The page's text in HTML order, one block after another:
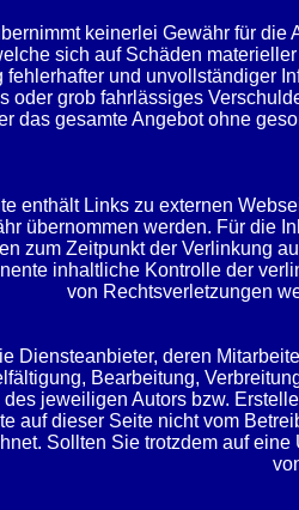
keinerlei Gewähr für
sich auf Schäden
fehlerhafter und unvollständiger
oder grob fahrlässiges
das gesamte Angebot ohne
enthält Links zu externen
übernommen werden. Für die
zum Zeitpunkt der Verlinkung
inhaltliche Kontrolle der
von Rechtsverletzungen
Diensteanbieter, deren
Bearbeitung,
jeweiligen Autors bzw.
auf dieser Seite nicht vom
Sollten Sie trotzdem auf